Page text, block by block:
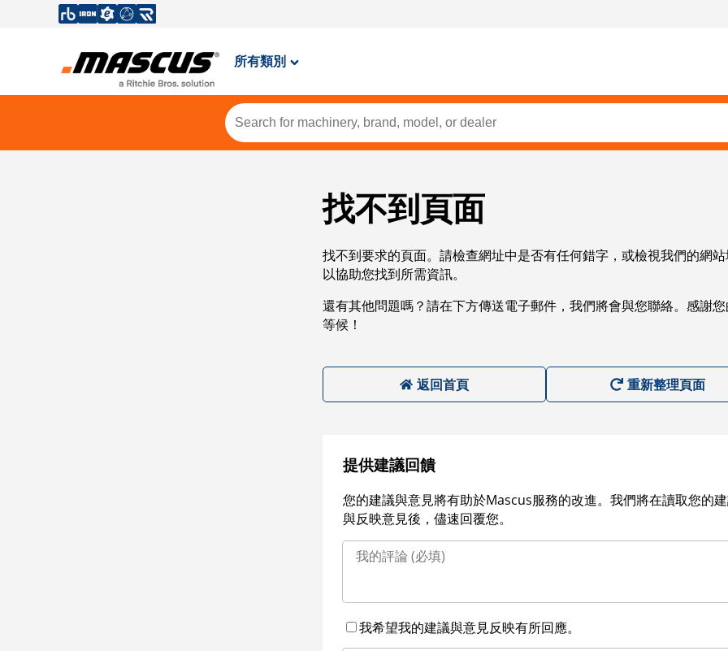
所有類別
找不到頁面
找不到要求的頁面。請檢查網址中是否有任何錯字，或檢視我們的網
以協助您找到所需資訊。
還有其他問題嗎？請在下方傳送電子郵件，我們將會與您聯絡。感謝
等候！
返回首頁 重新整理頁面
提供建議回饋
您的建議與意見將有助於Mascus服務的改進。我們將在讀取您的
與反映意見後，儘速回覆您。
我希望我的建議與意見反映有所回應。